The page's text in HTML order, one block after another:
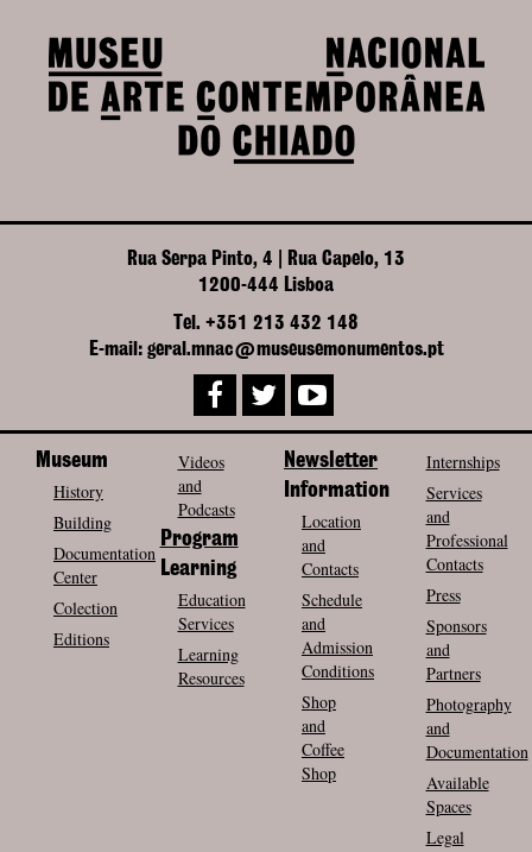
Rua Serpa Pinto, 4 | Rua Capelo, 13
1200-444 Lisboa
Tel. +351 213 432 148
E-mail: geral.mnac@museusemonumentos.pt
Museum
History
Building
Documentation
Center
Colection
Editions
Videos
and
Podcasts
Program
Learning
Education
Services
Learning
Resources
Newsletter
Information
Location
and
Contacts
Schedule
and
Admission
Conditions
Shop
and
Coffee
Shop
Internships
Services
and
Professional
Contacts
Press
Sponsors
and
Partners
Photography
and
Documentation
Available
Spaces
Legal